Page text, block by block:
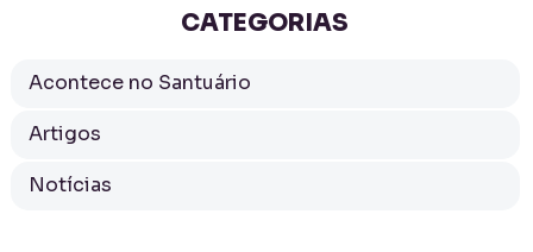
CATEGORIAS
Acontece no Santuário
Artigos
Notícias